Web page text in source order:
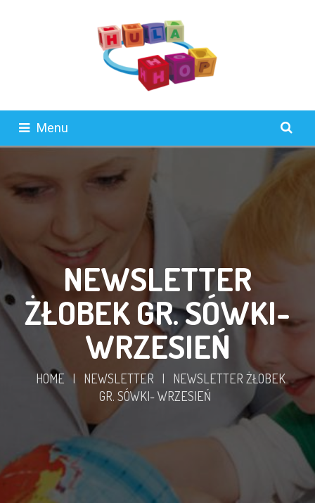
Menu
NEWSLETTER
ŻŁOBEK GR. SÓWKI-
WRZESIEŃ
HOME | NEWSLETTER |
NEWSLETTER ŻŁOBEK
GR. SÓWKI- WRZESIEŃ